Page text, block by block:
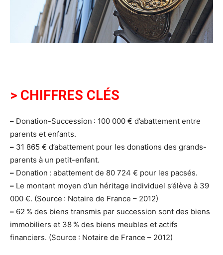
> CHIFFRES CLÉS
– Donation-Succession : 100 000 € d’abattement entre
parents et enfants.
– 31 865 € d’abattement pour les donations des grands-
parents à un petit-enfant.
– Donation : abattement de 80 724 € pour les pacsés.
– Le montant moyen d’un héritage individuel s’élève à 39
000 €. (Source : Notaire de France – 2012)
– 62 % des biens transmis par succession sont des biens
immobiliers et 38 % des biens meubles et actifs
financiers. (Source : Notaire de France – 2012)